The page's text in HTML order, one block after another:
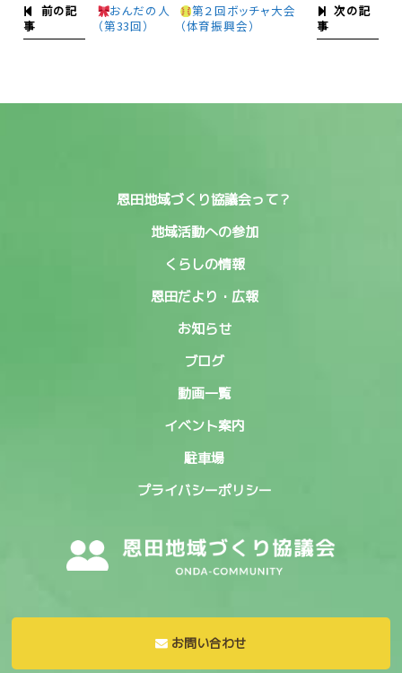
前の記
事
おんだの人
（第33回）
次の記
事
第２回ボッチャ大会
（体育振興会）
恩田地域づくり協議会って？
地域活動への参加
くらしの情報
恩田だより・広報
お知らせ
ブログ
動画一覧
イベント案内
駐車場
プライバシーポリシー
お問い合わせ